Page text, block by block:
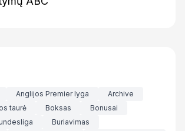
Anglijos Premier lyga
Archive
taurė Boksas
Bonusai
Buriavimas